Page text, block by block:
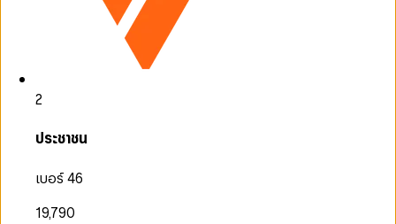
2
ประชาชน
เบอร์ 46
19,790